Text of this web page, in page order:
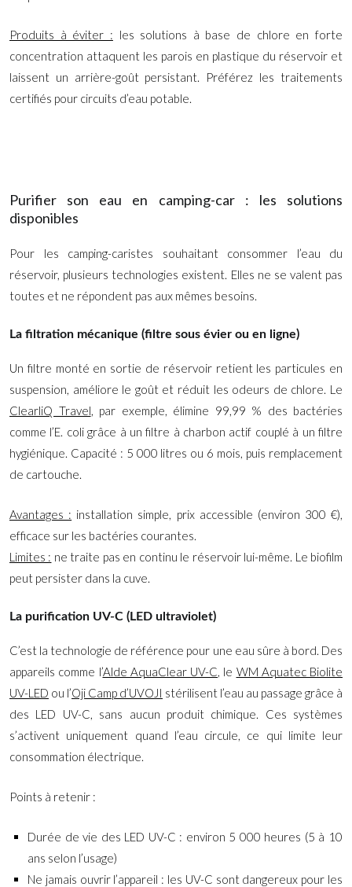
Produits à éviter : les solutions à base de chlore en forte
concentration attaquent les parois en plastique du réservoir et
laissent un arrière-goût persistant. Préférez les traitements
certifiés pour circuits d’eau potable.
Purifier son eau en camping-car : les solutions
disponibles
Pour les camping-caristes souhaitant consommer l’eau du
réservoir, plusieurs technologies existent. Elles ne se valent pas
toutes et ne répondent pas aux mêmes besoins.
La filtration mécanique (filtre sous évier ou en ligne)
Un filtre monté en sortie de réservoir retient les particules en
suspension, améliore le goût et réduit les odeurs de chlore. Le
ClearliQ Travel, par exemple, élimine 99,99 % des bactéries
comme l’E. coli grâce à un filtre à charbon actif couplé à un filtre
hygiénique. Capacité : 5 000 litres ou 6 mois, puis remplacement
de cartouche.
Avantages : installation simple, prix accessible (environ 300 €),
efficace sur les bactéries courantes.
Limites : ne traite pas en continu le réservoir lui-même. Le biofilm
peut persister dans la cuve.
La purification UV-C (LED ultraviolet)
C’est la technologie de référence pour une eau sûre à bord. Des
appareils comme l’Alde AquaClear UV-C, le WM Aquatec Biolite
UV-LED ou l’Oji Camp d’UVOJI stérilisent l’eau au passage grâce à
des LED UV-C, sans aucun produit chimique. Ces systèmes
s’activent uniquement quand l’eau circule, ce qui limite leur
consommation électrique.
Points à retenir :
Durée de vie des LED UV-C : environ 5 000 heures (5 à 10
ans selon l’usage)
Ne jamais ouvrir l’appareil : les UV-C sont dangereux pour les